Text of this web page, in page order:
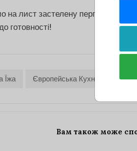
на лист застелену пергаментом,
готовності!
Їжа Європейська Кухня
Вам також може